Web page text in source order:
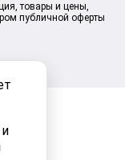
товары и цены,
публичной оферты